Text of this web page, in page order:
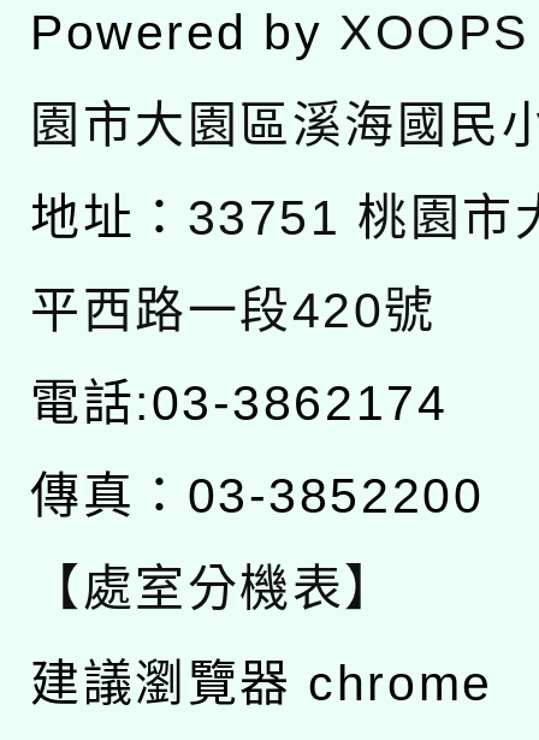
Powered by XOOPS
園市大園區溪海國民
地址： 33751 桃園市
平西路一段420號
電話:03-3862174
傳真：03-3852200
【處室分機表】
建議瀏覽器 chrome